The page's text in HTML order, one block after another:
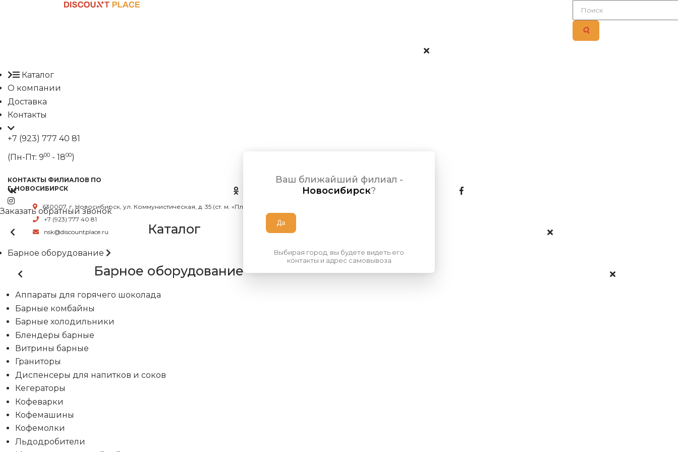
Каталог
О компании
Доставка
Контакты
+7 (923) 777 40 81
(Пн-Пт: 900 - 1800)
КОНТАКТЫ ФИЛИАЛОВ ПО
Г. НОВОСИБИРСК
630007, г. Новосибирск, ул. Коммунистическая, д. 35 (ст. м. «Площадь Ленина»)
+7 (923) 777 40 81
nsk@discountplace.ru
Заказать обратный звонок
Каталог
Барное оборудование
Барное оборудование
Аппараты для горячего шоколада
Барные комбайны
Барные холодильники
Блендеры барные
Витрины барные
Граниторы
Диспенсеры для напитков и соков
Кегераторы
Кофеварки
Кофемашины
Кофемолки
Льдодробители
Ваш ближайший филиал -
Новосибирск?
Выбирая город, вы будете видеть его
контакты и адрес самовывоза